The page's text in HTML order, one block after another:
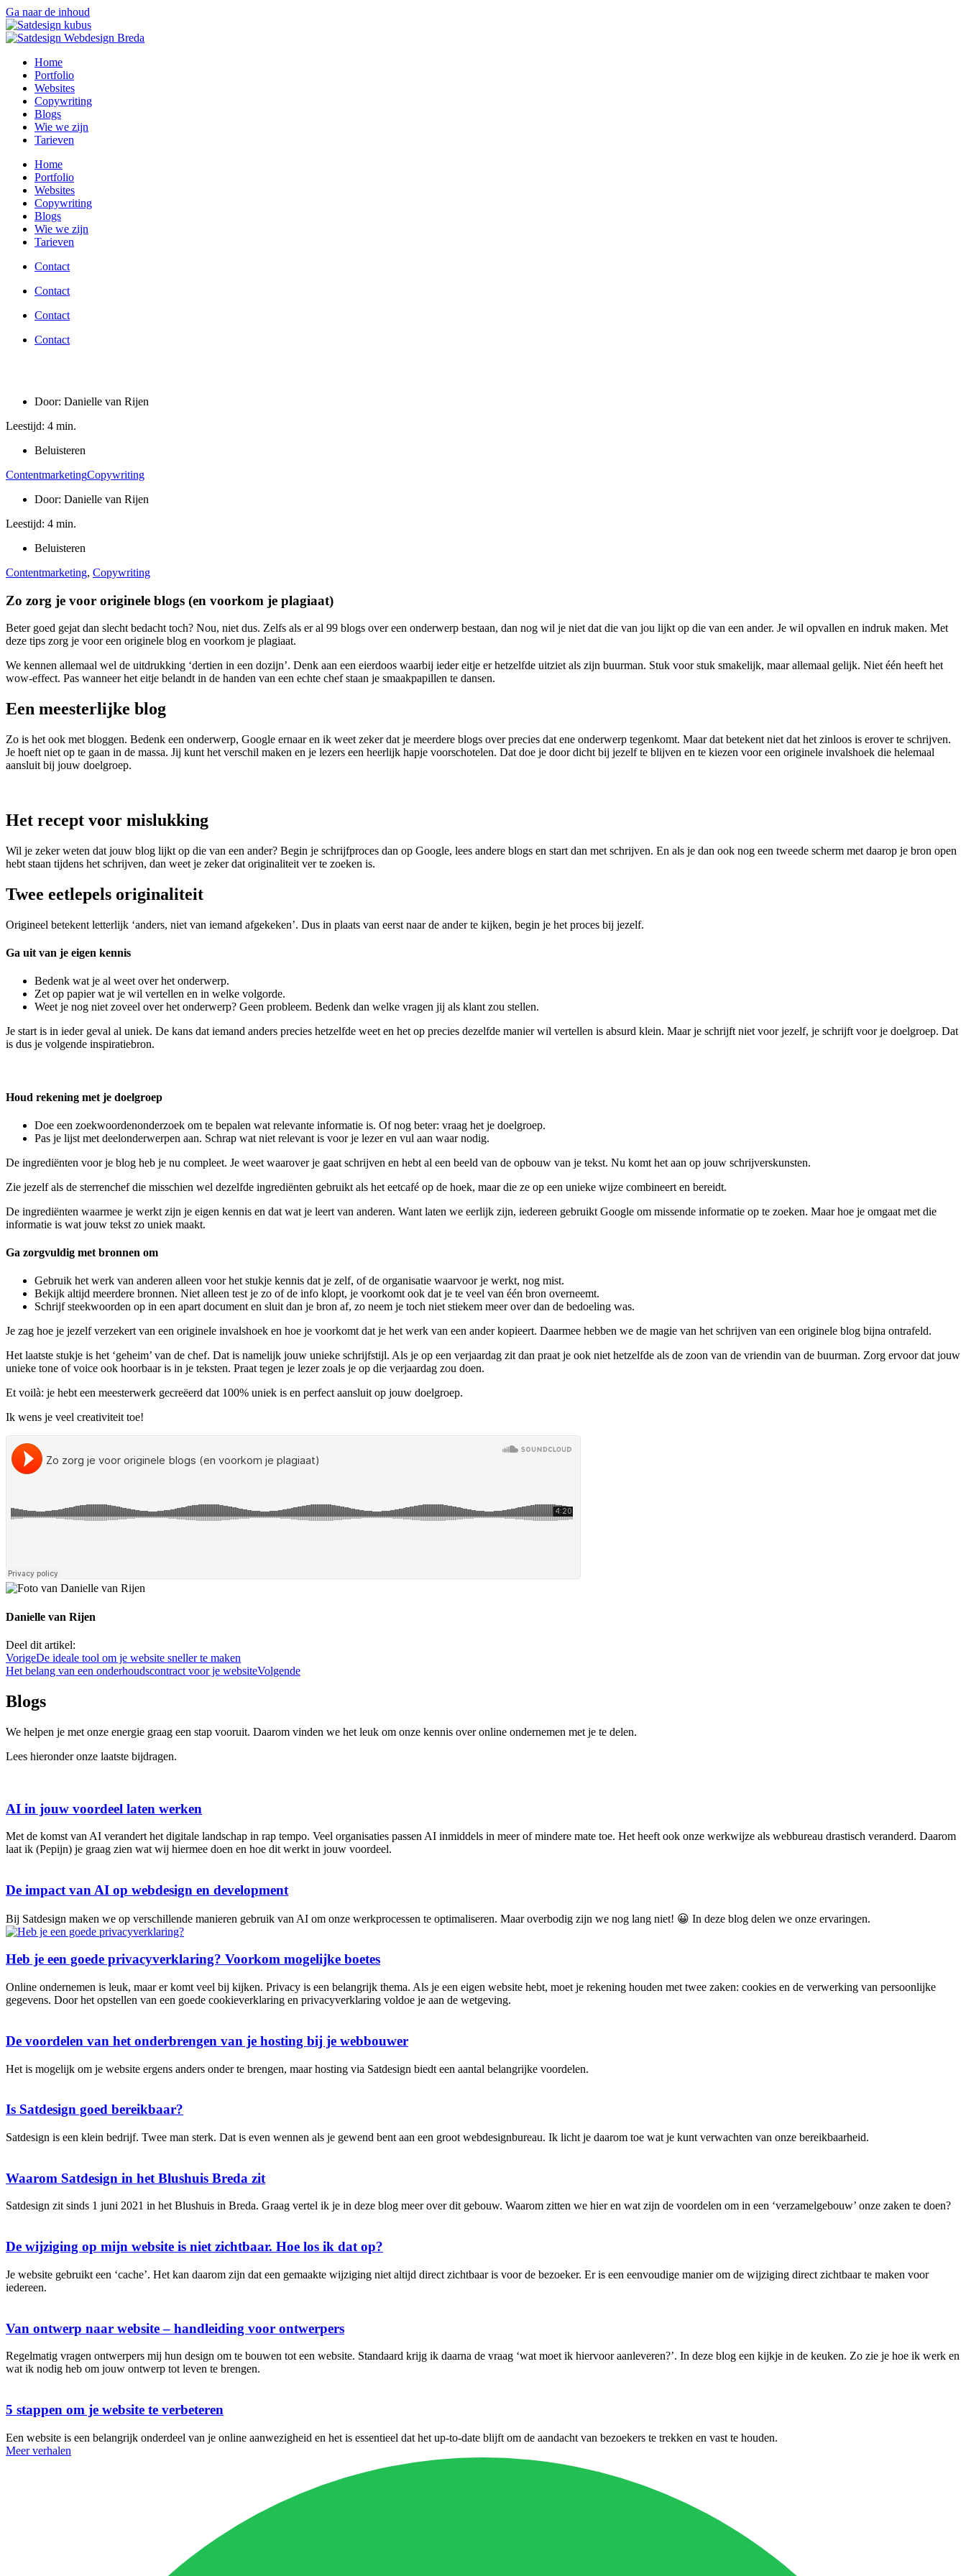
Ga naar de inhoud
Home
Portfolio
Websites
Copywriting
Blogs
Wie we zijn
Tarieven
Home
Portfolio
Websites
Copywriting
Blogs
Wie we zijn
Tarieven
Contact
Contact
Contact
Contact
Door: Danielle van Rijen
Leestijd: 4 min.
Beluisteren
ContentmarketingCopywriting
Door: Danielle van Rijen
Leestijd: 4 min.
Beluisteren
Contentmarketing, Copywriting
Zo zorg je voor originele blogs (en voorkom je plagiaat)
Beter goed gejat dan slecht bedacht toch? Nou, niet dus. Zelfs als er al 99 blogs over een onderwerp bestaan, dan nog wil je niet dat die van jou lijkt op die van een ander. Je wil opvallen en indruk maken. Met
deze tips zorg je voor een originele blog en voorkom je plagiaat.
We kennen allemaal wel de uitdrukking ‘dertien in een dozijn’. Denk aan een eierdoos waarbij ieder eitje er hetzelfde uitziet als zijn buurman. Stuk voor stuk smakelijk, maar allemaal gelijk. Niet één heeft het
wow-effect. Pas wanneer het eitje belandt in de handen van een echte chef staan je smaakpapillen te dansen.
Een meesterlijke blog
Zo is het ook met bloggen. Bedenk een onderwerp, Google ernaar en ik weet zeker dat je meerdere blogs over precies dat ene onderwerp tegenkomt. Maar dat betekent niet dat het zinloos is erover te schrijven.
Je hoeft niet op te gaan in de massa. Jij kunt het verschil maken en je lezers een heerlijk hapje voorschotelen. Dat doe je door dicht bij jezelf te blijven en te kiezen voor een originele invalshoek die helemaal
aansluit bij jouw doelgroep.
Het recept voor mislukking
Wil je zeker weten dat jouw blog lijkt op die van een ander? Begin je schrijfproces dan op Google, lees andere blogs en start dan met schrijven. En als je dan ook nog een tweede scherm met daarop je bron open
hebt staan tijdens het schrijven, dan weet je zeker dat originaliteit ver te zoeken is.
Twee eetlepels originaliteit
Origineel betekent letterlijk ‘anders, niet van iemand afgekeken’. Dus in plaats van eerst naar de ander te kijken, begin je het proces bij jezelf.
Ga uit van je eigen kennis
Bedenk wat je al weet over het onderwerp.
Zet op papier wat je wil vertellen en in welke volgorde.
Weet je nog niet zoveel over het onderwerp? Geen probleem. Bedenk dan welke vragen jij als klant zou stellen.
Je start is in ieder geval al uniek. De kans dat iemand anders precies hetzelfde weet en het op precies dezelfde manier wil vertellen is absurd klein. Maar je schrijft niet voor jezelf, je schrijft voor je doelgroep. Dat
is dus je volgende inspiratiebron.
Houd rekening met je doelgroep
Doe een zoekwoordenonderzoek om te bepalen wat relevante informatie is. Of nog beter: vraag het je doelgroep.
Pas je lijst met deelonderwerpen aan. Schrap wat niet relevant is voor je lezer en vul aan waar nodig.
De ingrediënten voor je blog heb je nu compleet. Je weet waarover je gaat schrijven en hebt al een beeld van de opbouw van je tekst. Nu komt het aan op jouw schrijverskunsten.
Zie jezelf als de sterrenchef die misschien wel dezelfde ingrediënten gebruikt als het eetcafé op de hoek, maar die ze op een unieke wijze combineert en bereidt.
De ingrediënten waarmee je werkt zijn je eigen kennis en dat wat je leert van anderen. Want laten we eerlijk zijn, iedereen gebruikt Google om missende informatie op te zoeken. Maar hoe je omgaat met die
informatie is wat jouw tekst zo uniek maakt.
Ga zorgvuldig met bronnen om
Gebruik het werk van anderen alleen voor het stukje kennis dat je zelf, of de organisatie waarvoor je werkt, nog mist.
Bekijk altijd meerdere bronnen. Niet alleen test je zo of de info klopt, je voorkomt ook dat je te veel van één bron overneemt.
Schrijf steekwoorden op in een apart document en sluit dan je bron af, zo neem je toch niet stiekem meer over dan de bedoeling was.
Je zag hoe je jezelf verzekert van een originele invalshoek en hoe je voorkomt dat je het werk van een ander kopieert. Daarmee hebben we de magie van het schrijven van een originele blog bijna ontrafeld.
Het laatste stukje is het ‘geheim’ van de chef. Dat is namelijk jouw unieke schrijfstijl. Als je op een verjaardag zit dan praat je ook niet hetzelfde als de zoon van de vriendin van de buurman. Zorg ervoor dat jouw
unieke tone of voice ook hoorbaar is in je teksten. Praat tegen je lezer zoals je op die verjaardag zou doen.
Et voilà: je hebt een meesterwerk gecreëerd dat 100% uniek is en perfect aansluit op jouw doelgroep.
Ik wens je veel creativiteit toe!
Danielle van Rijen
Deel dit artikel:
VorigeDe ideale tool om je website sneller te maken
Het belang van een onderhoudscontract voor je websiteVolgende
Blogs
We helpen je met onze energie graag een stap vooruit. Daarom vinden we het leuk om onze kennis over online ondernemen met je te delen.
Lees hieronder onze laatste bijdragen.
AI in jouw voordeel laten werken
Met de komst van AI verandert het digitale landschap in rap tempo. Veel organisaties passen AI inmiddels in meer of mindere mate toe. Het heeft ook onze werkwijze als webbureau drastisch veranderd. Daarom
laat ik (Pepijn) je graag zien wat wij hiermee doen en hoe dit werkt in jouw voordeel.
De impact van AI op webdesign en development
Bij Satdesign maken we op verschillende manieren gebruik van AI om onze werkprocessen te optimaliseren. Maar overbodig zijn we nog lang niet! 😀 In deze blog delen we onze ervaringen.
Heb je een goede privacyverklaring? Voorkom mogelijke boetes
Online ondernemen is leuk, maar er komt veel bij kijken. Privacy is een belangrijk thema. Als je een eigen website hebt, moet je rekening houden met twee zaken: cookies en de verwerking van persoonlijke
gegevens. Door het opstellen van een goede cookieverklaring en privacyverklaring voldoe je aan de wetgeving.
De voordelen van het onderbrengen van je hosting bij je webbouwer
Het is mogelijk om je website ergens anders onder te brengen, maar hosting via Satdesign biedt een aantal belangrijke voordelen.
Is Satdesign goed bereikbaar?
Satdesign is een klein bedrijf. Twee man sterk. Dat is even wennen als je gewend bent aan een groot webdesignbureau. Ik licht je daarom toe wat je kunt verwachten van onze bereikbaarheid.
Waarom Satdesign in het Blushuis Breda zit
Satdesign zit sinds 1 juni 2021 in het Blushuis in Breda. Graag vertel ik je in deze blog meer over dit gebouw. Waarom zitten we hier en wat zijn de voordelen om in een ‘verzamelgebouw’ onze zaken te doen?
De wijziging op mijn website is niet zichtbaar. Hoe los ik dat op?
Je website gebruikt een ‘cache’. Het kan daarom zijn dat een gemaakte wijziging niet altijd direct zichtbaar is voor de bezoeker. Er is een eenvoudige manier om de wijziging direct zichtbaar te maken voor
iedereen.
Van ontwerp naar website – handleiding voor ontwerpers
Regelmatig vragen ontwerpers mij hun design om te bouwen tot een website. Standaard krijg ik daarna de vraag ‘wat moet ik hiervoor aanleveren?’. In deze blog een kijkje in de keuken. Zo zie je hoe ik werk en
wat ik nodig heb om jouw ontwerp tot leven te brengen.
5 stappen om je website te verbeteren
Een website is een belangrijk onderdeel van je online aanwezigheid en het is essentieel dat het up-to-date blijft om de aandacht van bezoekers te trekken en vast te houden.
Meer verhalen